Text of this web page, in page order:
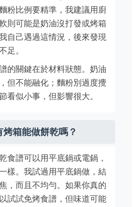
粉比例要精準，我建議用廚
則可能是奶油沒打發或烤箱
自己遇過這情況，後來發現
足。
的關鍵在於材料狀態。奶油
但不能融化；麵粉別過度攪
看似小事，但影響很大。
烤箱能做餅乾嗎？
食譜可以用平底鍋或電鍋，
樣。我試過用平底鍋做，結
，而且不均勻。如果你真的
試試免烤食譜，但味道可能